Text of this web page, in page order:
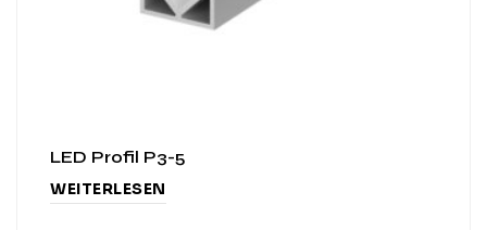
LED Profil P3-5
WEITERLESEN